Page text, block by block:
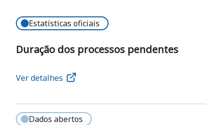
Estatísticas oficiais
Duração dos processos pendentes
Ver detalhes
Dados abertos